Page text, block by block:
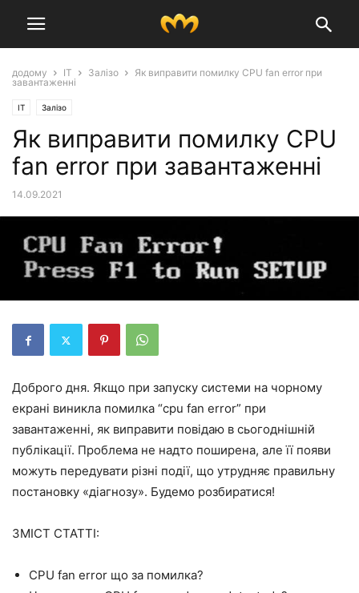
додому IT Залізо
Як виправити помилку CPU fan error при
завантаженні
IT Залізо
Як виправити помилку CPU
fan error при завантаженні
14.09.2021
Доброго дня. Якщо при запуску системи на чорному
екрані виникла помилка “cpu fan error” при
завантаженні, як виправити повідаю в сьогоднішній
публікації. Проблема не надто поширена, але її появи
можуть передувати різні події, що утрудняє правильну
постановку «діагнозу». Будемо розбиратися!
ЗМІСТ СТАТТІ:
CPU fan error що за помилка?